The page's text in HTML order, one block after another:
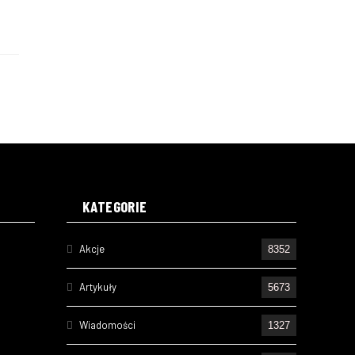
KATEGORIE
Akcje 8352
Artykuły 5673
Wiadomości 1327